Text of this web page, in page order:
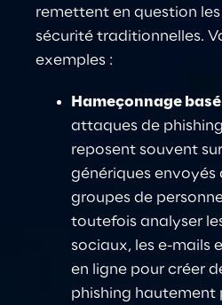
remettent en question
sécurité traditionnelles.
exemples :
Hameçonnage
attaques de
reposent souvent
génériques envoyés
groupes de
toutefois analyser
sociaux, les e-mails
en ligne pour créer
phishing hautement